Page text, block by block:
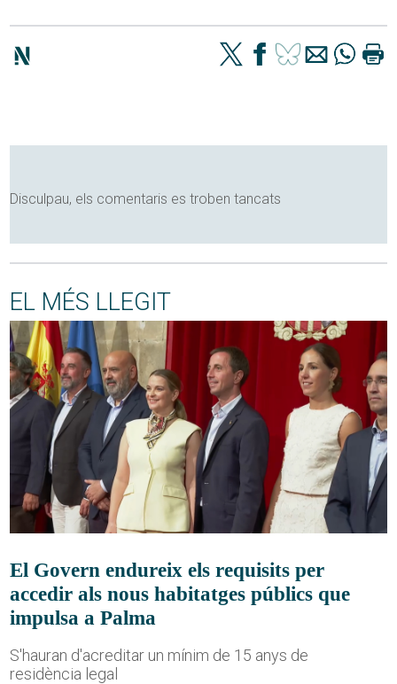
Disculpau, els comentaris es troben tancats
EL MÉS LLEGIT
El Govern endureix els requisits per
accedir als nous habitatges públics que
impulsa a Palma
S'hauran d'acreditar un mínim de 15 anys de
residència legal